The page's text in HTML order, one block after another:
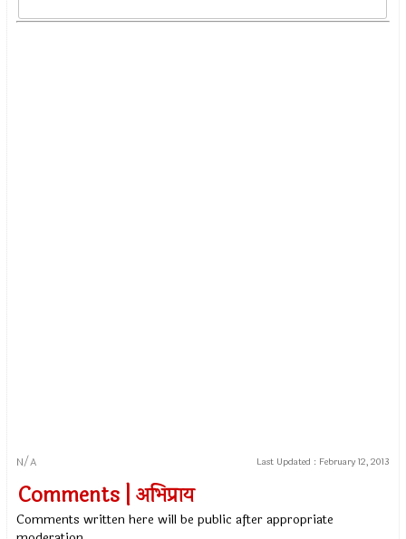
N/A Last Updated : February 12, 2013
Comments | अभिप्राय
Comments written here will be public after appropriate